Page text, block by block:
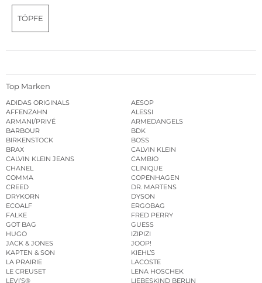
TÖPFE
Top Marken
ADIDAS ORIGINALS
AESOP
AFFENZAHN
ALESSI
ARMANI/PRIVÉ
ARMEDANGELS
BARBOUR
BDK
BIRKENSTOCK
BOSS
BRAX
CALVIN KLEIN
CALVIN KLEIN JEANS
CAMBIO
CHANEL
CLINIQUE
COMMA
COPENHAGEN
CREED
DR. MARTENS
DRYKORN
DYSON
ECOALF
ERGOBAG
FALKE
FRED PERRY
GOT BAG
GUESS
HUGO
IZIPIZI
JACK & JONES
JOOP!
KAPTEN & SON
KIEHL’S
LA PRAIRIE
LACOSTE
LE CREUSET
LENA HOSCHEK
LEVI’S®
LIEBESKIND BERLIN